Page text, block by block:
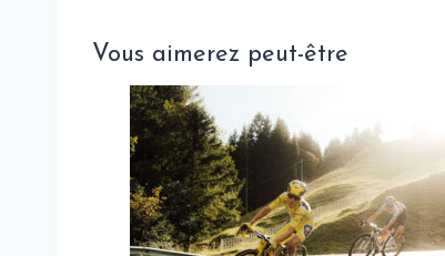
Vous aimerez peut-être